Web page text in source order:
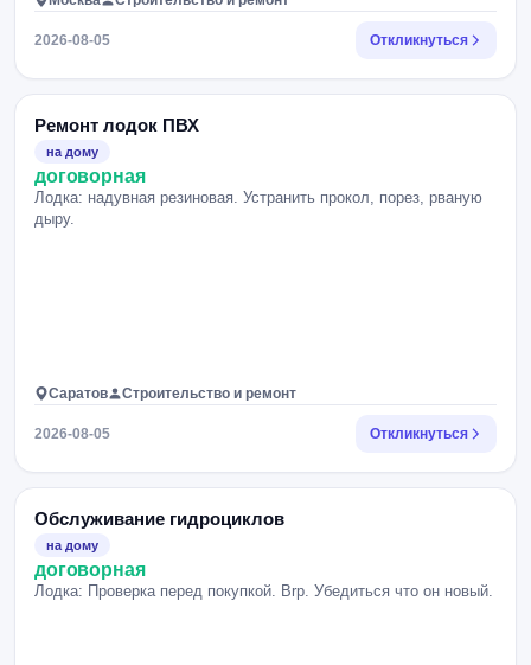
2026-08-05 Откликнуться
Ремонт лодок ПВХ
на дому
договорная
Лодка: надувная резиновая. Устранить прокол, порез, рваную
дыру.
Саратов Строительство и ремонт
2026-08-05 Откликнуться
Обслуживание гидроциклов
на дому
договорная
Лодка: Проверка перед покупкой. Brp. Убедиться что он новый.